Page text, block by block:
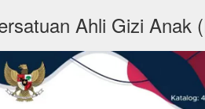
Ahli Gizi Anak